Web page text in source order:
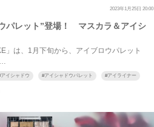
2023年1月25日 20:00
パレット”登場！ マスカラ＆アイシ
は、1月下旬から、アイブロウパレット
アイシャドウ #アイシャドウパレット #アイライナー